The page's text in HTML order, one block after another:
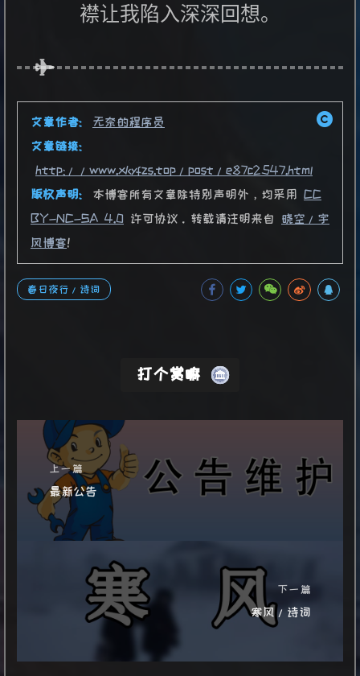
襟让我陷入深深回想。
文章作者:
无奈的程序员
文章链接:
http://www.xkyfzs.top/post/e87c2547.html
版权声明:
本博客所有文章除特别声明外，均采用 CC
BY-NC-SA 4.0 许可协议。转载请注明来自 晓空/宇
风博客！
春日夜行/诗词
打个赏嘛
上一篇
最新公告
下一篇
寒风/诗词